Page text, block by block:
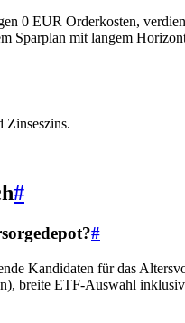
0 EUR Orderkosten,
Sparplan mit langem
Zinseszins.
#
#
Kandidaten für das
breite ETF-Auswahl